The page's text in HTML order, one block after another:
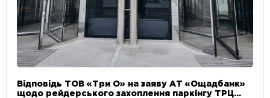
Відповідь ТОВ «Три О» на заяву АТ «Ощадбанк»
щодо рейдерського захоплення паркінгу ТРЦ